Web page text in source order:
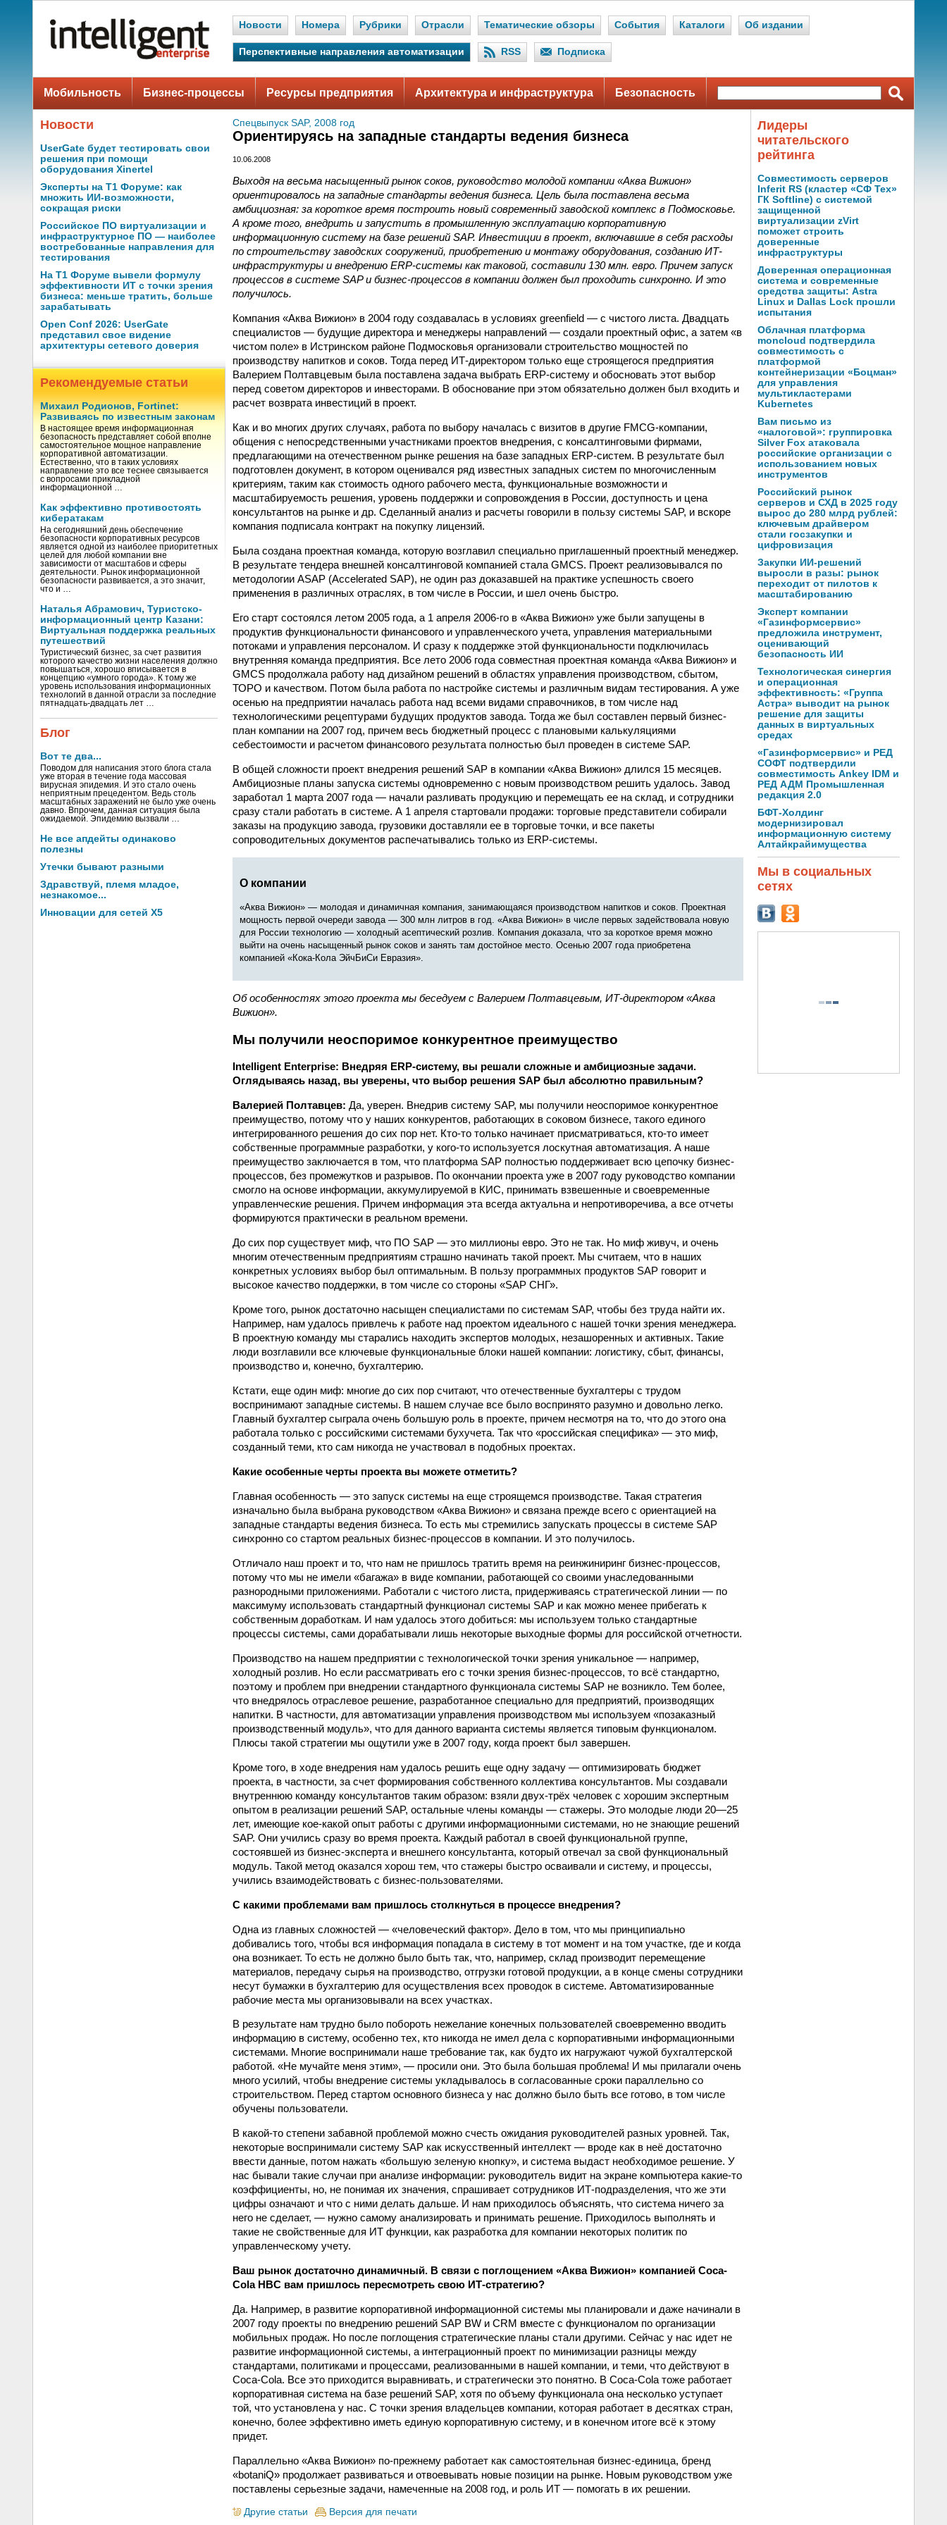
Новости Номера Рубрики Отрасли Тематические обзоры События Каталоги Об издании
Перспективные направления автоматизации RSS Подписка
Мобильность Бизнес-процессы Ресурсы предприятия Архитектура и инфраструктура Безопасность
Новости
UserGate будет тестировать свои
решения при помощи
оборудования Xinertel
Эксперты на Т1 Форуме: как
множить ИИ-возможности,
сокращая риски
Российское ПО виртуализации и
инфраструктурное ПО — наиболее
востребованные направления для
тестирования
На Т1 Форуме вывели формулу
эффективности ИТ с точки зрения
бизнеса: меньше тратить, больше
зарабатывать
Open Conf 2026: UserGate
представил свое видение
архитектуры сетевого доверия
Рекомендуемые статьи
Михаил Родионов, Fortinet:
Развиваясь по известным законам
В настоящее время информационная
безопасность представляет собой вполне
самостоятельное мощное направление
корпоративной автоматизации.
Естественно, что в таких условиях
направление это все теснее связывается
с вопросами прикладной
информационной …
Как эффективно противостоять
кибератакам
На сегодняшний день обеспечение
безопасности корпоративных ресурсов
является одной из наиболее приоритетных
целей для любой компании вне
зависимости от масштабов и сферы
деятельности. Рынок информационной
безопасности развивается, а это значит,
что и …
Наталья Абрамович, Туристско-
информационный центр Казани:
Виртуальная поддержка реальных
путешествий
Туристический бизнес, за счет развития
которого качество жизни населения должно
повышаться, хорошо вписывается в
концепцию «умного города». К тому же
уровень использования информационных
технологий в данной отрасли за последние
пятнадцать-двадцать лет …
Блог
Вот те два...
Поводом для написания этого блога стала
уже вторая в течение года массовая
вирусная эпидемия. И это стало очень
неприятным прецедентом. Ведь столь
масштабных заражений не было уже очень
давно. Впрочем, данная ситуация была
ожидаемой. Эпидемию вызвали …
Не все апдейты одинаково
полезны
Утечки бывают разными
Здравствуй, племя младое,
незнакомое...
Инновации для сетей X5
Спецвыпуск SAP, 2008 год
Ориентируясь на западные стандарты ведения бизнеса
10.06.2008
Выходя на весьма насыщенный рынок соков, руководство молодой компании «Аква Вижион»
ориентировалось на западные стандарты ведения бизнеса. Цель была поставлена весьма
амбициозная: за короткое время построить новый современный заводской комплекс в Подмоcковье.
А кроме того, внедрить и запустить в промышленную эксплуатацию корпоративную
информационную систему на базе решений SAP. Инвестиции в проект, включавшие в себя расходы
по строительству заводских сооружений, приобретению и монтажу оборудования, созданию ИТ-
инфраструктуры и внедрению ERP-системы как таковой, составили 130 млн. евро. Причем запуск
процессов в системе SAP и бизнес-процессов в компании должен был проходить синхронно. И это
получилось.
Компания «Аква Вижион» в 2004 году создавалась в условиях greenfield — с чистого листа. Двадцать
специалистов — будущие директора и менеджеры направлений — создали проектный офис, а затем «в
чистом поле» в Истринском районе Подмосковья организовали строительство мощностей по
производству напитков и соков. Тогда перед ИТ-директором только еще строящегося предприятия
Валерием Полтавцевым была поставлена задача выбрать ERP-систему и обосновать этот выбор
перед советом директоров и инвесторами. В обоснование при этом обязательно должен был входить и
расчет возврата инвестиций в проект.
Как и во многих других случаях, работа по выбору началась с визитов в другие FMCG-компании,
общения с непосредственными участниками проектов внедрения, с консалтинговыми фирмами,
предлагающими на отечественном рынке решения на базе западных ERP-систем. В результате был
подготовлен документ, в котором оценивался ряд известных западных систем по многочисленным
критериям, таким как стоимость одного рабочего места, функциональные возможности и
масштабируемость решения, уровень поддержки и сопровождения в России, доступность и цена
консультантов на рынке и др. Сделанный анализ и расчеты говорили в пользу системы SAP, и вскоре
компания подписала контракт на покупку лицензий.
Была создана проектная команда, которую возглавил специально приглашенный проектный менеджер.
В результате тендера внешней консалтинговой компанией стала GMCS. Проект реализовывался по
методологии ASAP (Accelerated SAP), не один раз доказавшей на практике успешность своего
применения в различных отраслях, в том числе в России, и шел очень быстро.
Его старт состоялся летом 2005 года, а 1 апреля 2006-го в «Аква Вижион» уже были запущены в
продуктив функциональности финансового и управленческого учета, управления материальными
потоками и управления персоналом. И сразу к поддержке этой функциональности подключилась
внутренняя команда предприятия. Все лето 2006 года совмест­ная проектная команда «Аква Вижион» и
GMCS продолжала работу над дизайном решений в областях управления производством, сбытом,
ТОРО и качеством. Потом была работа по настройке системы и различным видам тестирования. А уже
осенью на предприятии началась работа над всеми видами справочников, в том числе над
технологическими рецептурами будущих продуктов завода. Тогда же был составлен первый бизнес-
план компании на 2007 год, причем весь бюджетный процесс с плановыми калькуляциями
себестоимости и расчетом финансового результата полностью был проведен в системе SAP.
В общей сложности проект внедрения решений SAP в компании «Аква Вижион» длился 15 месяцев.
Амбициозные планы запуска системы одновременно с новым производством решить удалось. Завод
заработал 1 марта 2007 года — начали разливать продукцию и перемещать ее на склад, и сотрудники
сразу стали работать в системе. А 1 апреля стартовали продажи: торговые представители собирали
заказы на продукцию завода, грузовики доставляли ее в торговые точки, и все пакеты
сопроводительных документов распечатывались только из ERP-системы.
О компании
«Аква Вижион» — молодая и динамичная компания, занимающаяся производст­вом напитков и соков. Проектная
мощность первой очереди завода — 300 млн литров в год. «Аква Вижион» в числе первых задействовала новую
для России технологию — холодный асептический розлив. Компания доказала, что за короткое время можно
выйти на очень насыщенный рынок соков и занять там достойное место. Осенью 2007 года приобретена
компанией «Кока-Кола ЭйчБиСи Евразия».
Об особенностях этого проекта мы беседуем с Валерием Полтавцевым, ИТ-директором «Аква
Вижион».
Мы получили неоспоримое конкурентное преимущество
Intelligent Enterprise: Внедряя ERP-систему, вы решали сложные и амбициозные задачи.
Оглядываясь назад, вы уверены, что выбор решения SAP был абсолютно правильным?
Валерией Полтавцев: Да, уверен. Bнедрив систему SAP, мы получили неоспоримое конкурентное
преимущество, потому что у наших конкурентов, работающих в соковом бизнесе, такого единого
интегрированного решения до сих пор нет. Кто-то только начинает присматриваться, кто-то имеет
собственные программные разработки, у кого-то используется лоскутная автоматизация. А наше
преимущество заключается в том, что платформа SAP полностью поддерживает всю цепочку бизнес-
процессов, без промежутков и разрывов. По окончании проекта уже в 2007 году руководство компании
смогло на основе информации, аккумулируемой в КИС, принимать взвешенные и своевременные
управленческие решения. Причем информация эта всегда актуальна и непротиворечива, а все отчеты
формируются практически в реальном времени.
До сих пор существует миф, что ПО SAP — это миллионы евро. Это не так. Но миф живуч, и очень
многим отечественным предприятиям страшно начинать такой проект. Мы считаем, что в наших
конкретных условиях выбор был оптимальным. В пользу программных продуктов SAP говорит и
высокое качество поддержки, в том числе со стороны «SAP СНГ».
Кроме того, рынок достаточно насыщен специалистами по системам SAP, чтобы без труда найти их.
Например, нам удалось привлечь к работе над проектом идеального с нашей точки зрения менеджера.
В проектную команду мы старались находить экспертов молодых, незашоренных и активных. Такие
люди возглавили все ключевые функциональные блоки нашей компании: логистику, сбыт, финансы,
производство и, конечно, бухгалтерию.
Кстати, еще один миф: многие до сих пор считают, что отечественные бухгалтеры с трудом
воспринимают западные системы. В нашем случае все было воспринято разумно и довольно легко.
Главный бухгалтер сыграла очень большую роль в проекте, причем несмотря на то, что до этого она
работала только с российскими системами бухучета. Так что «российская специфика» — это миф,
созданный теми, кто сам никогда не участвовал в подобных проектах.
Какие особенные черты проекта вы можете отметить?
Главная особенность — это запуск системы на еще строящемся производстве. Такая стратегия
изначально была выбрана руководством «Аква Вижион» и связана прежде всего с ориентацией на
западные стандарты ведения бизнеса. То есть мы стремились запускать процессы в системе SAP
синхронно со стартом реальных бизнес-процессов в компании. И это получилось.
Отличало наш проект и то, что нам не пришлось тратить время на реинжиниринг бизнес-процессов,
потому что мы не имели «багажа» в виде компании, работающей со своими унаследованными
разнородными приложениями. Работали с чистого листа, придерживаясь стратегической линии — по
максимуму использовать стандартный функционал системы SAP и как можно менее прибегать к
собственным доработкам. И нам удалось этого добиться: мы используем только стандартные
процессы системы, сами дорабатывали лишь некоторые выходные формы для российской отчетности.
Производство на нашем предприятии c технологической точки зрения уникальное — например,
холодный розлив. Но если рассматривать его с точки зрения бизнес-процессов, то всё стандартно,
поэтому и проблем при внедрении стандартного функционала системы SAP не возникло. Тем более,
что внедрялось отраслевое решение, разработанное специально для предприятий, производящих
напитки. В част­ности, для автоматизации управления производством мы используем «позаказный
производственный модуль», что для данного варианта системы является типовым функционалом.
Плюсы такой стратегии мы ощутили уже в 2007 году, когда проект был завершен.
Кроме того, в ходе внедрения нам удалось решить еще одну задачу — оптимизировать бюджет
проекта, в частности, за счет формирования собственного коллектива консультантов. Мы создавали
внутреннюю команду консультантов таким образом: взяли двух-трёх человек с хорошим эксперт­ным
опытом в реализации решений SAP, остальные члены команды — стажеры. Это молодые люди 20—25
лет, имеющие кое-какой опыт работы с другими информационными системами, но не знающие решений
SAP. Они учились сразу во время проекта. Каждый работал в своей функциональной группе,
состоявшей из бизнес-эксперта и внешнего консультанта, который отвечал за свой функциональный
модуль. Такой метод оказался хорош тем, что стажеры быстро осваивали и систему, и процессы,
учились взаимодействовать с бизнес-пользователями.
С какими проблемами вам пришлось столкнуться в процессе внедрения?
Одна из главных сложностей — «человеческий фактор». Дело в том, что мы принципиально
добивались того, чтобы вся информация попадала в систему в тот момент и на том участ­ке, где и когда
она возникает. То есть не должно было быть так, что, например, склад производит перемещение
материалов, передачу сырья на производство, отгрузки готовой продукции, а в конце смены сотрудники
несут бумажки в бухгалтерию для осуществ­ления всех проводок в системе. Автоматизированные
рабочие места мы организовывали на всех участках.
В результате нам трудно было побороть нежелание конечных пользователей своевременно вводить
информацию в систему, особенно тех, кто никогда не имел дела с корпоративными информационными
системами. Многие воспринимали наше требование так, как будто их нагружают чужой бухгалтерской
работой. «Не мучайте меня этим», — просили они. Это была большая проблема! И мы прилагали очень
много усилий, чтобы внедрение системы укладывалось в согласованные сроки параллельно со
строительст­вом. Перед стартом основного бизнеса у нас должно было быть все готово, в том числе
обучены пользователи.
В какой-то степени забавной проблемой можно счесть ожидания руководителей разных уровней. Так,
некоторые воспринимали систему SAP как искусственный интеллект — вроде как в неё достаточно
ввести данные, потом нажать «большую зеленую кнопку», и система выдаст необходимое решение. У
нас бывали такие случаи при анализе информации: руководитель видит на экране компьютера какие-то
коэффициенты, но, не понимая их значения, спрашивает сотрудников ИТ-подразделения, что же эти
цифры означают и что с ними делать дальше. И нам приходилось объяснять, что система ничего за
него не сделает, — нужно самому анализировать и принимать решение. Приходилось выполнять и
такие не свойственные для ИТ функ­ции, как разработка для компании некоторых политик по
управленческому учету.
Ваш рынок достаточно динамичный. В связи с поглощением «Аква Вижион» компанией Coca-
Cola HBC вам пришлось пересмотреть свою ИТ-стратегию?
Да. Например, в развитие корпоративной информационной системы мы планировали и даже начинали в
2007 году проекты по внедрению решений SAP BW и CRM вместе с функционалом по организации
мобильных продаж. Но после поглощения стратегические планы стали другими. Сейчас у нас идет не
развитие информационной системы, а интеграционный проект по минимизации разницы между
стандартами, политиками и процессами, реализованными в нашей компании, и теми, что действуют в
Coca-Cola. Все это приходится выравнивать, и стратегически это понятно. В Coca-Cola тоже работает
корпоративная система на базе решений SAP, хотя по объему функционала она несколько уступает
той, что установлена у нас. С точки зрения владельцев компании, которая работает в десятках стран,
конечно, более эффективно иметь единую корпоративную систему, и в конечном итоге всё к этому
придет.
Параллельно «Аква Вижион» по-прежнему работает как самостоятельная бизнес-единица, бренд
«botaniQ» продолжает развиваться и отвоевывать новые позиции на рынке. Новым руководством уже
поставлены серьезные задачи, намеченные на 2008 год, и роль ИТ — помогать в их решении.
Другие статьи Версия для печати
Лидеры
читательского
рейтинга
Совместимость серверов
Inferit RS (кластер «СФ Тех»
ГК Softline) с системой
защищенной
виртуализации zVirt
поможет строить
доверенные
инфраструктуры
Доверенная операционная
система и современные
средства защиты: Astra
Linux и Dallas Lock прошли
испытания
Облачная платформа
moncloud подтвердила
совместимость с
платформой
контейнеризации «Боцман»
для управления
мультикластерами
Kubernetes
Вам письмо из
«налоговой»: группировка
Silver Fox атаковала
российские организации с
использованием новых
инструментов
Российский рынок
серверов и СХД в 2025 году
вырос до 280 млрд рублей:
ключевым драйвером
стали госзакупки и
цифровизация
Закупки ИИ-решений
выросли в разы: рынок
переходит от пилотов к
масштабированию
Эксперт компании
«Газинформсервис»
предложила инструмент,
оценивающий
безопасность ИИ
Технологическая синергия
и операционная
эффективность: «Группа
Астра» выводит на рынок
решение для защиты
данных в виртуальных
средах
«Газинформсервис» и РЕД
СОФТ подтвердили
совместимость Ankey IDM и
РЕД АДМ Промышленная
редакция 2.0
БФТ-Холдинг
модернизировал
информационную систему
Алтайкрайимущества
Мы в социальных
сетях